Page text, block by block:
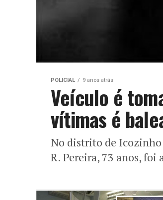
POLICIAL 9 anos atrás
Veículo é
vítimas é
No distrito de
R. Pereira, 73 anos,